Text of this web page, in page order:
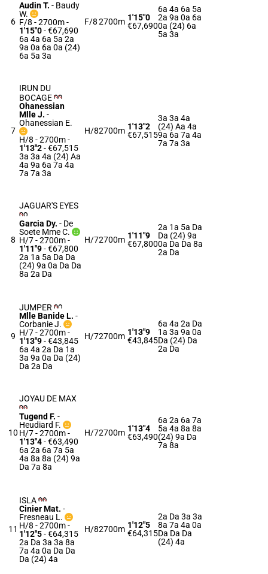
6
Audin T. - Baudy
W.
F/8 - 2700m-
1'15"0- €67,690
6a 4a 6a 5a 2a
9a 0a 6a 0a (24)
6a 5a 3a
F/82700m 1'15"0
€67,690
6a 4a 6a 5a
2a 9a 0a 6a
0a (24) 6a
5a 3a
7
IRUN DU
BOCAGE
Ohanessian
Mlle J. -
Ohanessian E.
H/8 - 2700m-
1'13"2- €67,515
3a 3a 4a (24) Aa
4a 9a 6a 7a 4a
7a 7a 3a
H/82700m 1'13"2
€67,515
3a 3a 4a
(24) Aa 4a
9a 6a 7a 4a
7a 7a 3a
8
JAGUAR'S EYES
Garcia Dy. - De
Soete Mme C.
H/7 - 2700m-
1'11"9- €67,800
2a 1a 5a Da Da
(24) 9a 0a Da Da
8a 2a Da
H/72700m 1'11"9
€67,800
2a 1a 5a Da
Da (24) 9a
0a Da Da 8a
2a Da
9
JUMPER
Mlle Banide L. -
Corbanie J.
H/7 - 2700m-
1'13"9- €43,845
6a 4a 2a Da 1a
3a 9a 0a Da (24)
Da 2a Da
H/72700m 1'13"9
€43,845
6a 4a 2a Da
1a 3a 9a 0a
Da (24) Da
2a Da
10
JOYAU DE MAX
Tugend F. -
Heudiard F.
H/7 - 2700m-
1'13"4- €63,490
6a 2a 6a 7a 5a
4a 8a 8a (24) 9a
Da 7a 8a
H/72700m 1'13"4
€63,490
6a 2a 6a 7a
5a 4a 8a 8a
(24) 9a Da
7a 8a
11
ISLA
Cinier Mat. -
Fresneau L.
H/8 - 2700m-
1'12"5- €64,315
2a Da 3a 3a 8a
7a 4a 0a Da Da
Da (24) 4a
H/82700m 1'12"5
€64,315
2a Da 3a 3a
8a 7a 4a 0a
Da Da Da
(24) 4a